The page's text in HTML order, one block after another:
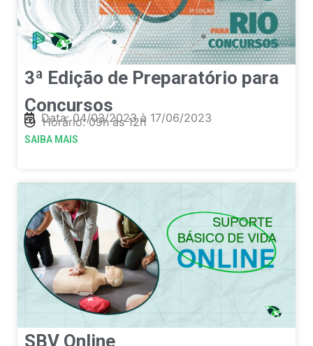
3ª Edição de Preparatório para
Concursos
Data: 04/03/2023 à 17/06/2023
Horário: 09h às 12h
SAIBA MAIS
SBV Online